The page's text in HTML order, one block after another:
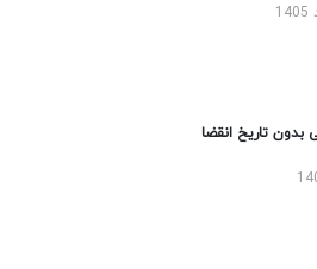
بدون تاریخ انقضا